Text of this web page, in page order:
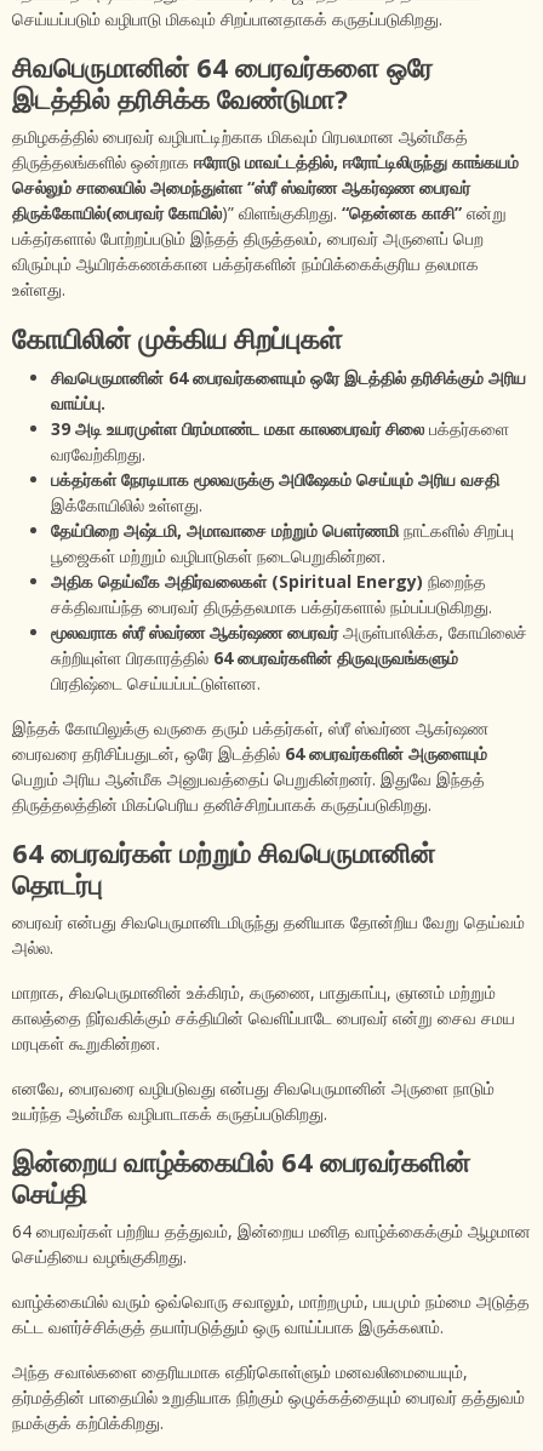
செய்யப்படும் வழிபாடு மிகவும் சிறப்பானதாகக் கருதப்படுகிறது.
சிவபெருமானின் 64 பைரவர்களை ஒரே
இடத்தில் தரிசிக்க வேண்டுமா?
தமிழகத்தில் பைரவர் வழிபாட்டிற்காக மிகவும் பிரபலமான ஆன்மீகத்
திருத்தலங்களில் ஒன்றாக ஈரோடு மாவட்டத்தில், ஈரோட்டிலிருந்து காங்கயம்
செல்லும் சாலையில் அமைந்துள்ள “ஸ்ரீ ஸ்வர்ண ஆகர்ஷண பைரவர்
திருக்கோயில்(பைரவர் கோயில்)” விளங்குகிறது. “தென்னக காசி” என்று
பக்தர்களால் போற்றப்படும் இந்தத் திருத்தலம், பைரவர் அருளைப் பெற
விரும்பும் ஆயிரக்கணக்கான பக்தர்களின் நம்பிக்கைக்குரிய தலமாக
உள்ளது.
கோயிலின் முக்கிய சிறப்புகள்
சிவபெருமானின் 64 பைரவர்களையும் ஒரே இடத்தில் தரிசிக்கும் அரிய
வாய்ப்பு.
39 அடி உயரமுள்ள பிரம்மாண்ட மகா காலபைரவர் சிலை பக்தர்களை
வரவேற்கிறது.
பக்தர்கள் நேரடியாக மூலவருக்கு அபிஷேகம் செய்யும் அரிய வசதி
இக்கோயிலில் உள்ளது.
தேய்பிறை அஷ்டமி, அமாவாசை மற்றும் பௌர்ணமிநாட்களில் சிறப்பு
பூஜைகள் மற்றும் வழிபாடுகள் நடைபெறுகின்றன.
அதிக தெய்வீக அதிர்வலைகள் (Spiritual Energy) நிறைந்த
சக்திவாய்ந்த பைரவர் திருத்தலமாக பக்தர்களால் நம்பப்படுகிறது.
மூலவராக ஸ்ரீ ஸ்வர்ண ஆகர்ஷண பைரவர்அருள்பாலிக்க, கோயிலைச்
சுற்றியுள்ள பிரகாரத்தில் 64 பைரவர்களின் திருவுருவங்களும்
பிரதிஷ்டை செய்யப்பட்டுள்ளன.
இந்தக் கோயிலுக்கு வருகை தரும் பக்தர்கள், ஸ்ரீ ஸ்வர்ண ஆகர்ஷண
பைரவரை தரிசிப்பதுடன், ஒரே இடத்தில் 64 பைரவர்களின் அருளையும்
பெறும் அரிய ஆன்மீக அனுபவத்தைப் பெறுகின்றனர். இதுவே இந்தத்
திருத்தலத்தின் மிகப்பெரிய தனிச்சிறப்பாகக் கருதப்படுகிறது.
64 பைரவர்கள் மற்றும் சிவபெருமானின்
தொடர்பு
பைரவர் என்பது சிவபெருமானிடமிருந்து தனியாக தோன்றிய வேறு தெய்வம்
அல்ல.
மாறாக, சிவபெருமானின் உக்கிரம், கருணை, பாதுகாப்பு, ஞானம் மற்றும்
காலத்தை நிர்வகிக்கும் சக்தியின் வெளிப்பாடே பைரவர் என்று சைவ சமய
மரபுகள் கூறுகின்றன.
எனவே, பைரவரை வழிபடுவது என்பது சிவபெருமானின் அருளை நாடும்
உயர்ந்த ஆன்மீக வழிபாடாகக் கருதப்படுகிறது.
இன்றைய வாழ்க்கையில் 64 பைரவர்களின்
செய்தி
64 பைரவர்கள் பற்றிய தத்துவம், இன்றைய மனித வாழ்க்கைக்கும் ஆழமான
செய்தியை வழங்குகிறது.
வாழ்க்கையில் வரும் ஒவ்வொரு சவாலும், மாற்றமும், பயமும் நம்மை அடுத்த
கட்ட வளர்ச்சிக்குத் தயார்படுத்தும் ஒரு வாய்ப்பாக இருக்கலாம்.
அந்த சவால்களை தைரியமாக எதிர்கொள்ளும் மனவலிமையையும்,
தர்மத்தின் பாதையில் உறுதியாக நிற்கும் ஒழுக்கத்தையும் பைரவர் தத்துவம்
நமக்குக் கற்பிக்கிறது.